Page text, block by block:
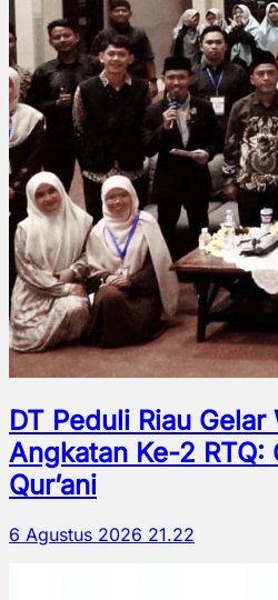
DT Peduli Riau Gelar
Angkatan Ke-2 RTQ:
Qur’ani
6 Agustus 2026 21.22